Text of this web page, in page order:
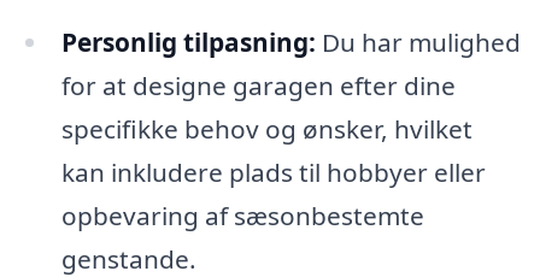
Personlig tilpasning: Du har mulighed
for at designe garagen efter dine
specifikke behov og ønsker, hvilket
kan inkludere plads til hobbyer eller
opbevaring af sæsonbestemte
genstande.